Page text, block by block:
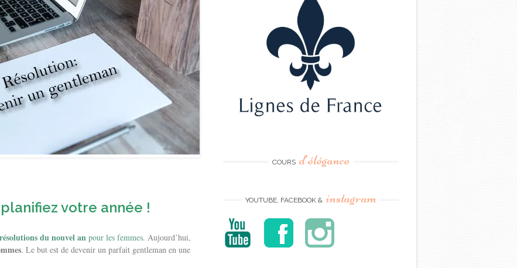
votre année !
du nouvel an pour les femmes. Aujourd’hui,
. Le but est de devenir un parfait gentleman en une
COURS d’élégance
YOUTUBE, FACEBOOK & instagram